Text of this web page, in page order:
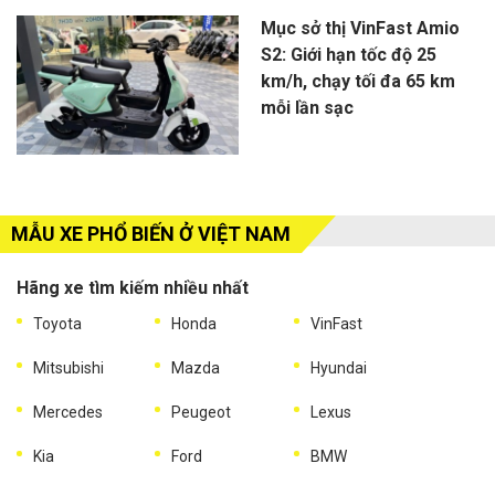
Mục sở thị VinFast Amio
S2: Giới hạn tốc độ 25
km/h, chạy tối đa 65 km
mỗi lần sạc
MẪU XE PHỔ BIẾN Ở VIỆT NAM
Hãng xe tìm kiếm nhiều nhất
Toyota Honda VinFast
Mitsubishi Mazda Hyundai
Mercedes Peugeot Lexus
Kia Ford BMW